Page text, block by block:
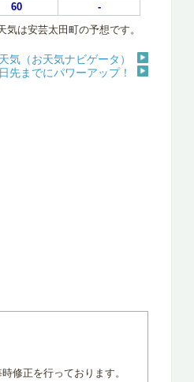
60
-
気は安芸太田町の予想です。
気（お天気ナビゲータ）
先までにパワーアップ！
修正を行っております。